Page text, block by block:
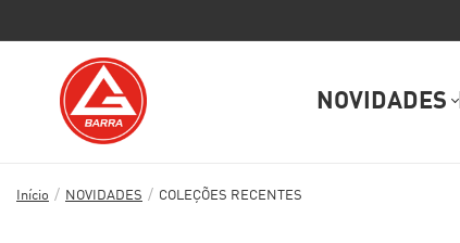
NOVIDADES
Início / NOVIDADES / COLEÇÕES RECENTES